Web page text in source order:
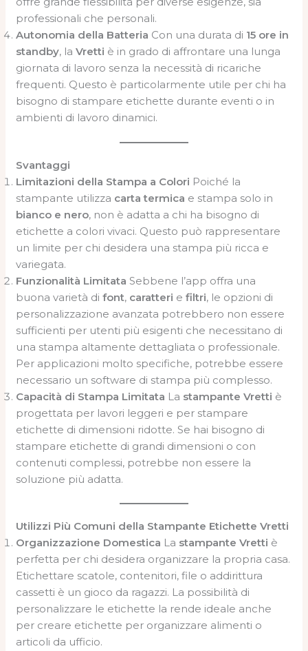
professionali che personali.
Autonomia della Batteria Con una durata di 15 ore in
standby, laVretti è in grado di affrontare una lunga
giornata di lavoro senza la necessità di ricariche
frequenti. Questo è particolarmente utile per chi ha
bisogno di stampare etichette durante eventi o in
ambienti di lavoro dinamici.
Svantaggi
Limitazioni della Stampa a Colori Poiché la
stampante utilizza carta termica e stampa solo in
bianco e nero, non è adatta a chi ha bisogno di
etichette a colori vivaci. Questo può rappresentare
un limite per chi desidera una stampa più ricca e
variegata.
Funzionalità Limitata Sebbene l’app offra una
buona varietà difont, caratteri efiltri, le opzioni di
personalizzazione avanzata potrebbero non essere
sufficienti per utenti più esigenti che necessitano di
una stampa altamente dettagliata o professionale.
Per applicazioni molto specifiche, potrebbe essere
necessario un software di stampa più complesso.
Capacità di Stampa Limitata La stampante Vretti è
progettata per lavori leggeri e per stampare
etichette di dimensioni ridotte. Se hai bisogno di
stampare etichette di grandi dimensioni o con
contenuti complessi, potrebbe non essere la
soluzione più adatta.
Utilizzi Più Comuni della Stampante Etichette Vretti
Organizzazione Domestica La stampante Vretti è
perfetta per chi desidera organizzare la propria casa.
Etichettare scatole, contenitori, file o addirittura
cassetti è un gioco da ragazzi. La possibilità di
personalizzare le etichette la rende ideale anche
per creare etichette per organizzare alimenti o
articoli da ufficio.